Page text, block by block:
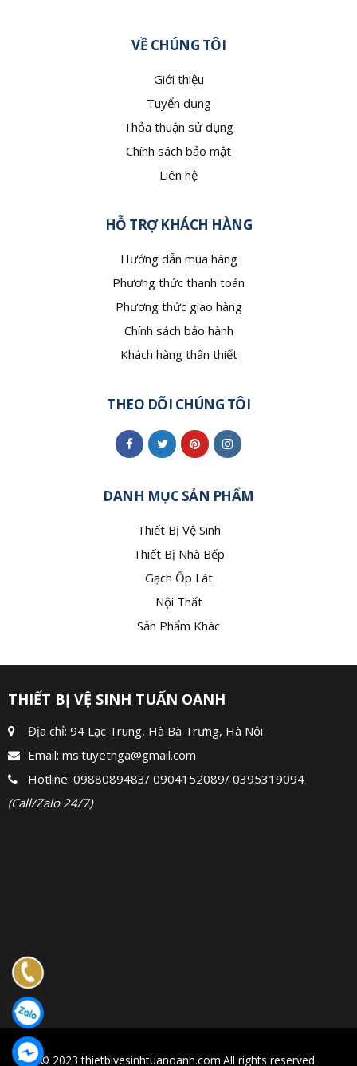
VỀ CHÚNG TÔI
Giới thiệu
Tuyển dụng
Thỏa thuận sử dụng
Chính sách bảo mật
Liên hệ
HỖ TRỢ KHÁCH HÀNG
Hướng dẫn mua hàng
Phương thức thanh toán
Phương thức giao hàng
Chính sách bảo hành
Khách hàng thân thiết
THEO DÕI CHÚNG TÔI
DANH MỤC SẢN PHẨM
Thiết Bị Vệ Sinh
Thiết Bị Nhà Bếp
Gạch Ốp Lát
Nội Thất
Sản Phẩm Khác
THIẾT BỊ VỆ SINH TUẤN OANH
Địa chỉ: 94 Lạc Trung, Hà Bà Trưng, Hà Nội
Email: ms.tuyetnga@gmail.com
Hotline: 0988089483/ 0904152089/ 0395319094
(Call/Zalo 24/7)
© 2023 thietbivesinhtuanoanh.com.All rights reserved.